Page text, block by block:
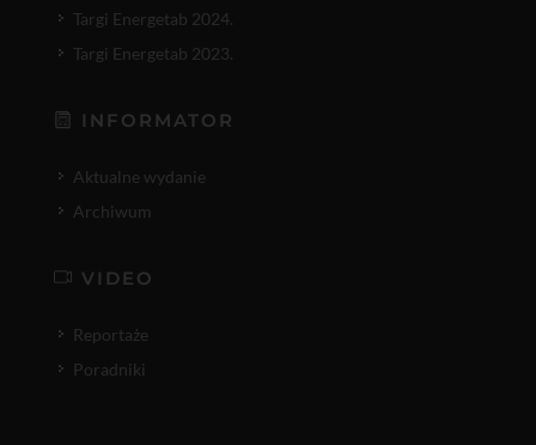
Targi Energetab 2024.
Targi Energetab 2023.
INFORMATOR
Aktualne wydanie
Archiwum
VIDEO
Reportaże
Poradniki